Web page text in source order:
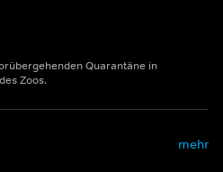
Quarantäne in
Zoos.
mehr